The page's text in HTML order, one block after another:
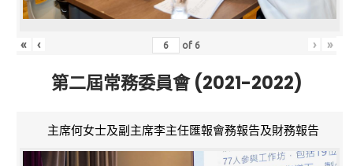
« ‹ of 6 › »
第二屆常務委員會 (2021-2022)
主席何女士及副主席李主任匯報會務報告及財務報告